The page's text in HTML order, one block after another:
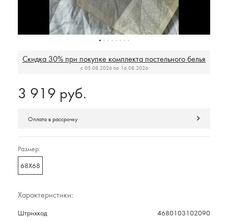
Скидка 30% при покупке комплекта постельного белья
c 05.08.2026 по 16.08.2026
3 919 руб.
Оплата в рассрочку
Размер:
68Х68
Характеристики:
Штрихкод 4680103102090